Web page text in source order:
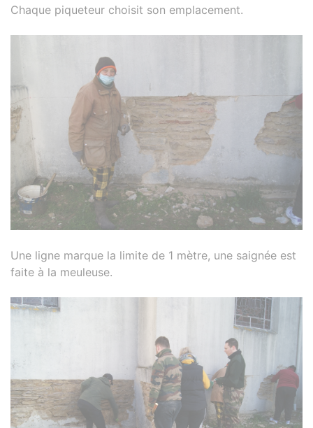
Chaque piqueteur choisit son emplacement.
Une ligne marque la limite de 1 mètre, une saignée est
faite à la meuleuse.